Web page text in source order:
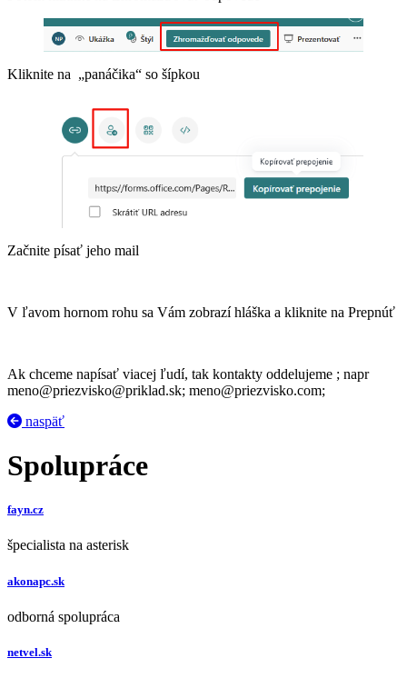
Kliknite na „panáčika“ so šípkou
Začnite písať jeho mail
V ľavom hornom rohu sa Vám zobrazí hláška a kliknite na Prepnúť
Ak chceme napísať viacej ľudí, tak kontakty oddelujeme ; napr
meno@priezvisko@priklad.sk; meno@priezvisko.com;
naspäť
Spolupráce
fayn.cz
špecialista na asterisk
akonapc.sk
odborná spolupráca
netvel.sk